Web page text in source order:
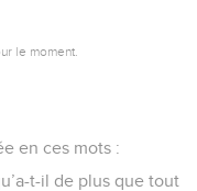
le moment.
en ces mots :
t-il de plus que tout